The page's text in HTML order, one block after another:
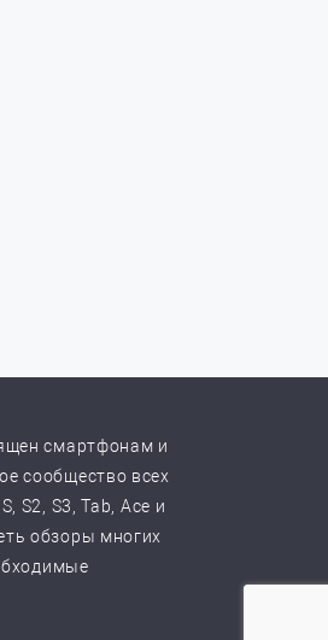
смартфонам и
сообщество всех
S2, S3, Tab, Ace и
обзоры многих